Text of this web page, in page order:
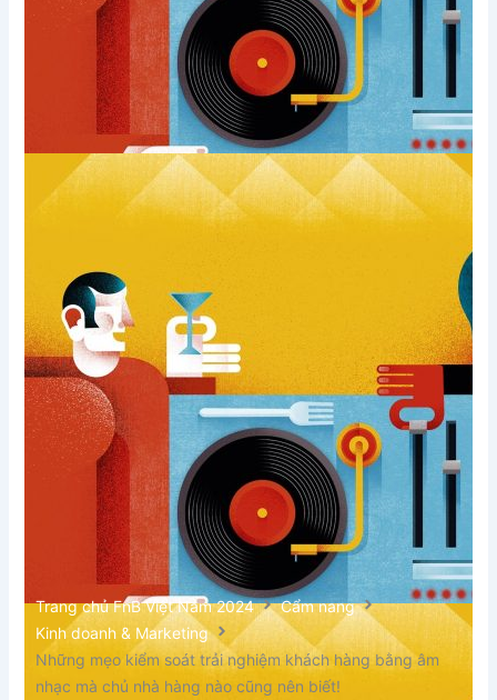
Xem thêm
Trang chủ FnB Việt Nam 2024
Cẩm nang
Kinh doanh & Marketing
Những mẹo kiểm soát trải nghiệm khách hàng bằng âm
nhạc mà chủ nhà hàng nào cũng nên biết!